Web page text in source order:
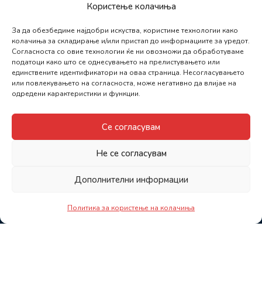
Користење колачиња
За да обезбедиме најдобри искуства, користиме технологии како
колачиња за складирање и/или пристап до информациите за уредот.
Согласноста со овие технологии ќе ни овозможи да обработуваме
податоци како што се однесувањето на прелистувањето или
единствените идентификатори на оваа страница. Несогласувањето
или повлекувањето на согласноста, може негативно да влијае на
одредени карактеристики и функции.
Се согласувам
Не се согласувам
Дополнителни информации
Политика за користење на колачиња